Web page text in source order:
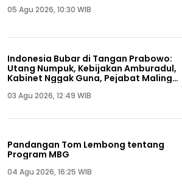
05 Agu 2026, 10:30 WIB
Indonesia Bubar di Tangan Prabowo:
Utang Numpuk, Kebijakan Amburadul,
Kabinet Nggak Guna, Pejabat Maling
03 Agu 2026, 12:49 WIB
Pandangan Tom Lembong tentang
Program MBG
04 Agu 2026, 16:25 WIB